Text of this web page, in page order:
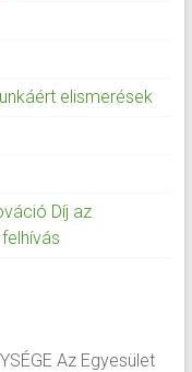
elismerések
Díj az
Az Egyesület